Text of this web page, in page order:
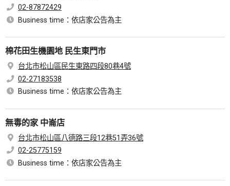
02-87872429
Business time：依店家公告為主
棉花田生機園地 民生東門市
台北市松山區民生東路四段80巷4號
02-27183538
Business time：依店家公告為主
無毒的家 中崙店
台北市松山區八德路三段12巷51弄36號
02-25775159
Business time：依店家公告為主